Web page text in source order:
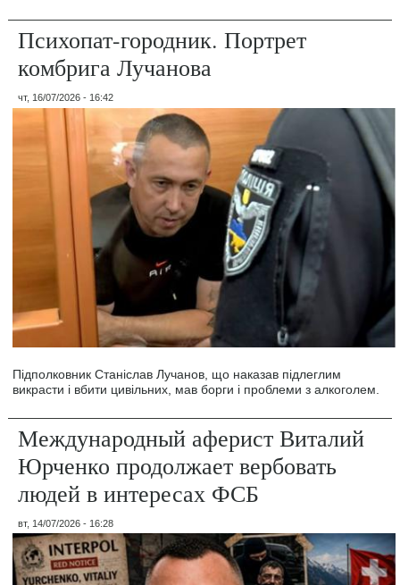
Психопат-городник. Портрет
комбрига Лучанова
чт, 16/07/2026 - 16:42
Підполковник Станіслав Лучанов, що наказав підлеглим
викрасти і вбити цивільних, мав борги і проблеми з алкоголем.
Международный аферист Виталий
Юрченко продолжает вербовать
людей в интересах ФСБ
вт, 14/07/2026 - 16:28